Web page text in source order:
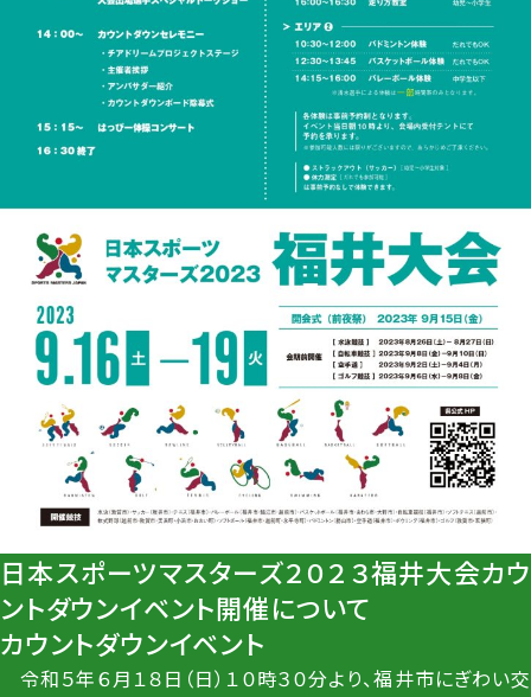
日本スポーツマスターズ２０２３福井大会カウ
ントダウンイベント開催について
カウントダウンイベント
令和５年６月１８日（日）１０時３０分より、福井市にぎわい交